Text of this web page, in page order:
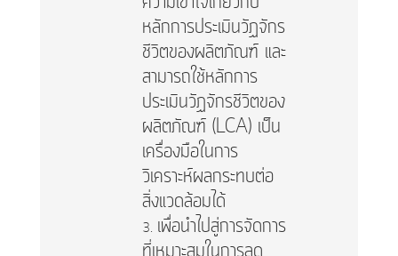
หลักการประเมินวัฏจักร
ชีวิตของผลิตภัณฑ์ และ
สามารถใช้หลักการ
ประเมินวัฏจักรชีวิตของ
ผลิตภัณฑ์ (LCA) เป็น
เครื่องมือในการ
วิเคราะห์ผลกระทบต่อ
สิ่งแวดล้อมได้
เพื่อนำไปสู่การจัดการ